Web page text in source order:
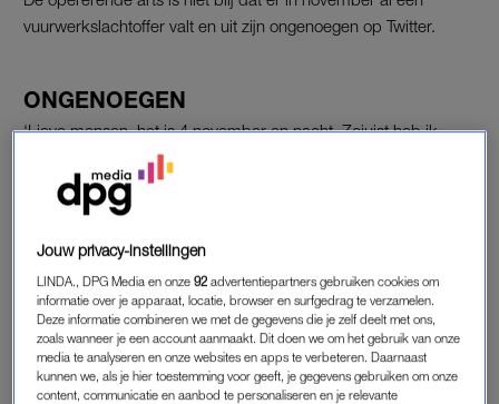
vuurwerkslachtoffer valt en uit zijn ongenoegen op Twitter.
ONGENOEGEN
‘Lieve mensen, het is 4 november en nacht. Zojuist heb ik
alweer het eerste vuurslachtoffer geopereerd. Je zou denken
dat dit allemaal toch te voorkomen zou moeten zijn, maar daar
vergis ik me dus kennelijk in’, schrijft plastisch chirurg Paul van
https://twitter.com/paulvanzuijlen/status/1058891469698883585
VUURWERK
Het slachtoffer kwam in de nacht van afgelopen zaterdag op
Jouw privacy-instellingen
LINDA., DPG Media en onze92 advertentiepartners gebruiken cookies om
informatie over je apparaat, locatie, browser en surfgedrag te verzamelen.
Deze informatie combineren we met de gegevens die je zelf deelt met ons,
zoals wanneer je een account aanmaakt. Dit doen we om het gebruik van onze
media te analyseren en onze websites en apps te verbeteren. Daarnaast
kunnen we, als je hier toestemming voor geeft, je gegevens gebruiken om onze
content, communicatie en aanbod te personaliseren en je relevante